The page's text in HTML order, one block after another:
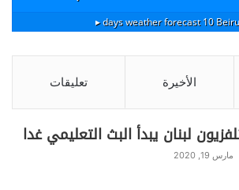
el
e
gr
Pr
in
t
o
p
h
ar
10 days weather forecast ▸
الأخيرة تعليقات
لبنان يبدأ البث التعليمي غدا
مارس 19, 2020